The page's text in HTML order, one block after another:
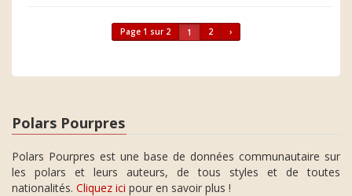
Page 1 sur 2 1 2 ›
Polars Pourpres
Polars Pourpres est une base de données communautaire sur
les polars et leurs auteurs, de tous styles et de toutes
nationalités. Cliquez ici pour en savoir plus !